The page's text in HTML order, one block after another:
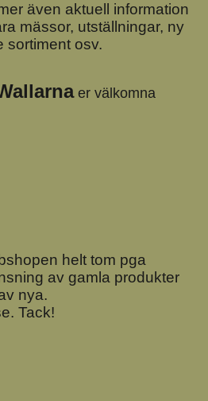
även aktuell information
mässor, utställningar, ny
sortiment osv.
er välkomna
helt tom pga
av gamla produkter
nya.
Tack!